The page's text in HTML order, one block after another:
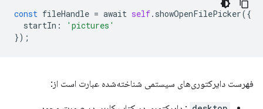
const fileHandle = await self. showOpenFilePicker({
startIn :
'pictures'
});
فهرست دایرکتوری‌های سیستمی شناخته‌شده عبارت است از: